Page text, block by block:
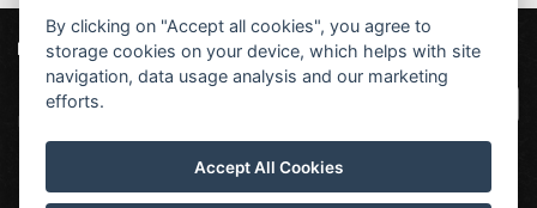
Hotel Červenohorské sedlo
Kouty nad Desnou 80, 788 11 Loučná nad
rezervace@hotelchs.cz
+420 724 363 234
Unsere Partner
| Projekt EU
By clicking on "Accept all cookies", you agree to
storage cookies on your device, which helps with site
navigation, data usage analysis and our marketing
efforts.
Accept All Cookies